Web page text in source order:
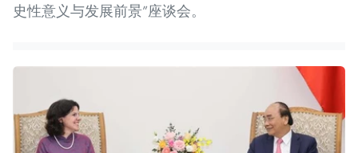
史性意义与发展前景”座谈会。 ​